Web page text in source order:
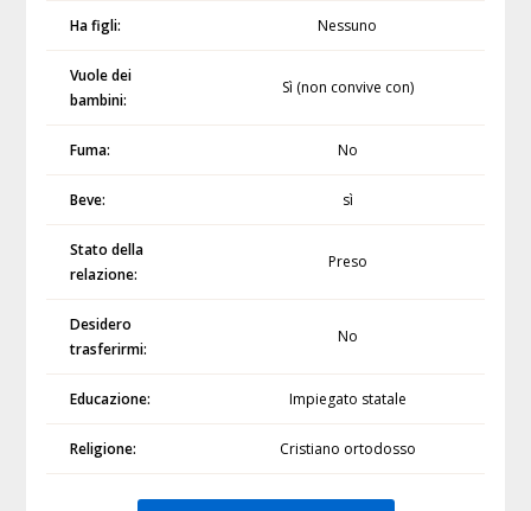
Ha figli: Nessuno
Vuole dei
bambini:
Sì (non convive con)
Fuma: No
Beve: sì
Stato della
relazione:
Preso
Desidero
trasferirmi:
No
Educazione: Impiegato statale
Religione: Cristiano ortodosso